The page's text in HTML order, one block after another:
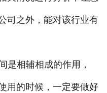
联系我们
司之外，能对该行业有
相辅相成的作用，
用的时候，一定要做好